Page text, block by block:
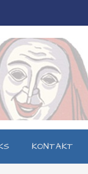
KONTAKT